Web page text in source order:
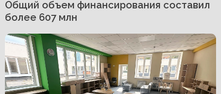
Общий объем финансирования составил
более 607 млн